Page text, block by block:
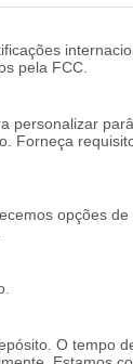
pela FCC.
personalizar
Forneça
opções
O tempo